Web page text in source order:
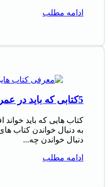
ادامه مطلب
5کتابی که باید در عمر خود بخوانید
کتاب‌ هایی که باید
به دنبال خواندن کتاب‌
دنبال خواندن چه...
ادامه مطلب